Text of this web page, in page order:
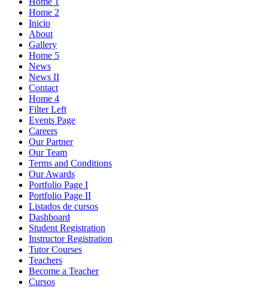
Home 2
Inicio
About
Gallery
Home 5
News
News II
Contact
Home 4
Filter Left
Events Page
Careers
Our Partner
Our Team
Terms and Conditions
Our Awards
Portfolio Page I
Portfolio Page II
Listados de cursos
Dashboard
Student Registration
Instructor Registration
Tutor Courses
Teachers
Become a Teacher
Cursos